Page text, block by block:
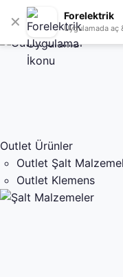
✕ Forelektrik
Uygulamada aç
Skip to navigation
Tüm Kategoriler
Outlet Ürünler
Outlet Şalt
Outlet Klemens